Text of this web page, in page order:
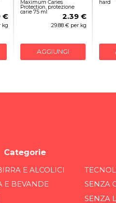
€
kg
Maximum Caries
Protection, protezione
carie 75 ml
2.39 €
29.88 € per kg
AGGIUNGI
hard
Categorie
E ALCOLICI
E BEVANDE
SENZA
SENZA